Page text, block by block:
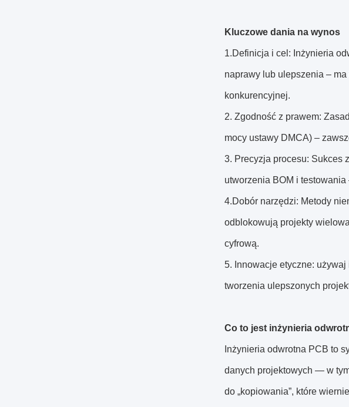
Kluczowe dania na wynos
1.Definicja i cel: Inżynieria
naprawy lub ulepszenia –
konkurencyjnej.
2. Zgodność z prawem:
mocy ustawy DMCA) –
3. Precyzja procesu: Sukces
utworzenia BOM i
4.Dobór narzędzi: Metody
odblokowują projekty
cyfrową.
5. Innowacje etyczne:
tworzenia ulepszonych
Co to jest inżynieria
Inżynieria odwrotna PCB to
danych projektowych — w
do „kopiowania”, które